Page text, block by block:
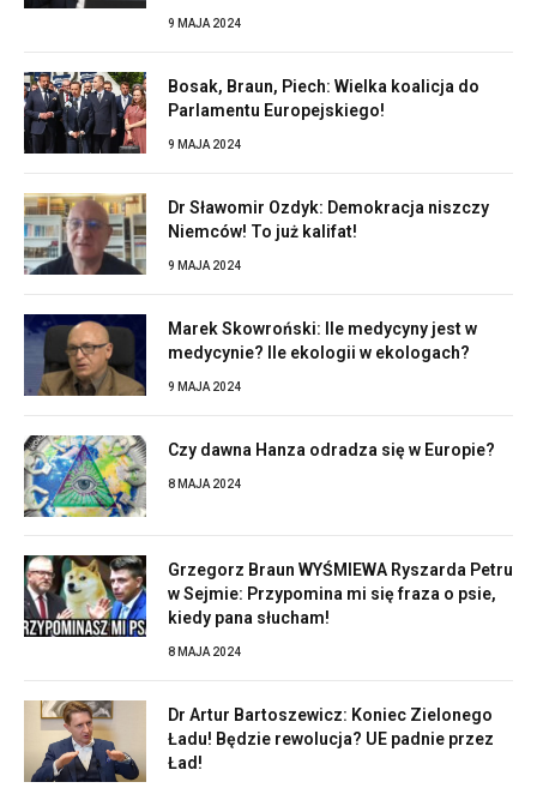
9 MAJA 2024
Bosak, Braun, Piech: Wielka koalicja do
Parlamentu Europejskiego!
9 MAJA 2024
Dr Sławomir Ozdyk: Demokracja niszczy
Niemców! To już kalifat!
9 MAJA 2024
Marek Skowroński: Ile medycyny jest w
medycynie? Ile ekologii w ekologach?
9 MAJA 2024
Czy dawna Hanza odradza się w Europie?
8 MAJA 2024
Grzegorz Braun WYŚMIEWA Ryszarda Petru
w Sejmie: Przypomina mi się fraza o psie,
kiedy pana słucham!
8 MAJA 2024
Dr Artur Bartoszewicz: Koniec Zielonego
Ładu! Będzie rewolucja? UE padnie przez
Ład!